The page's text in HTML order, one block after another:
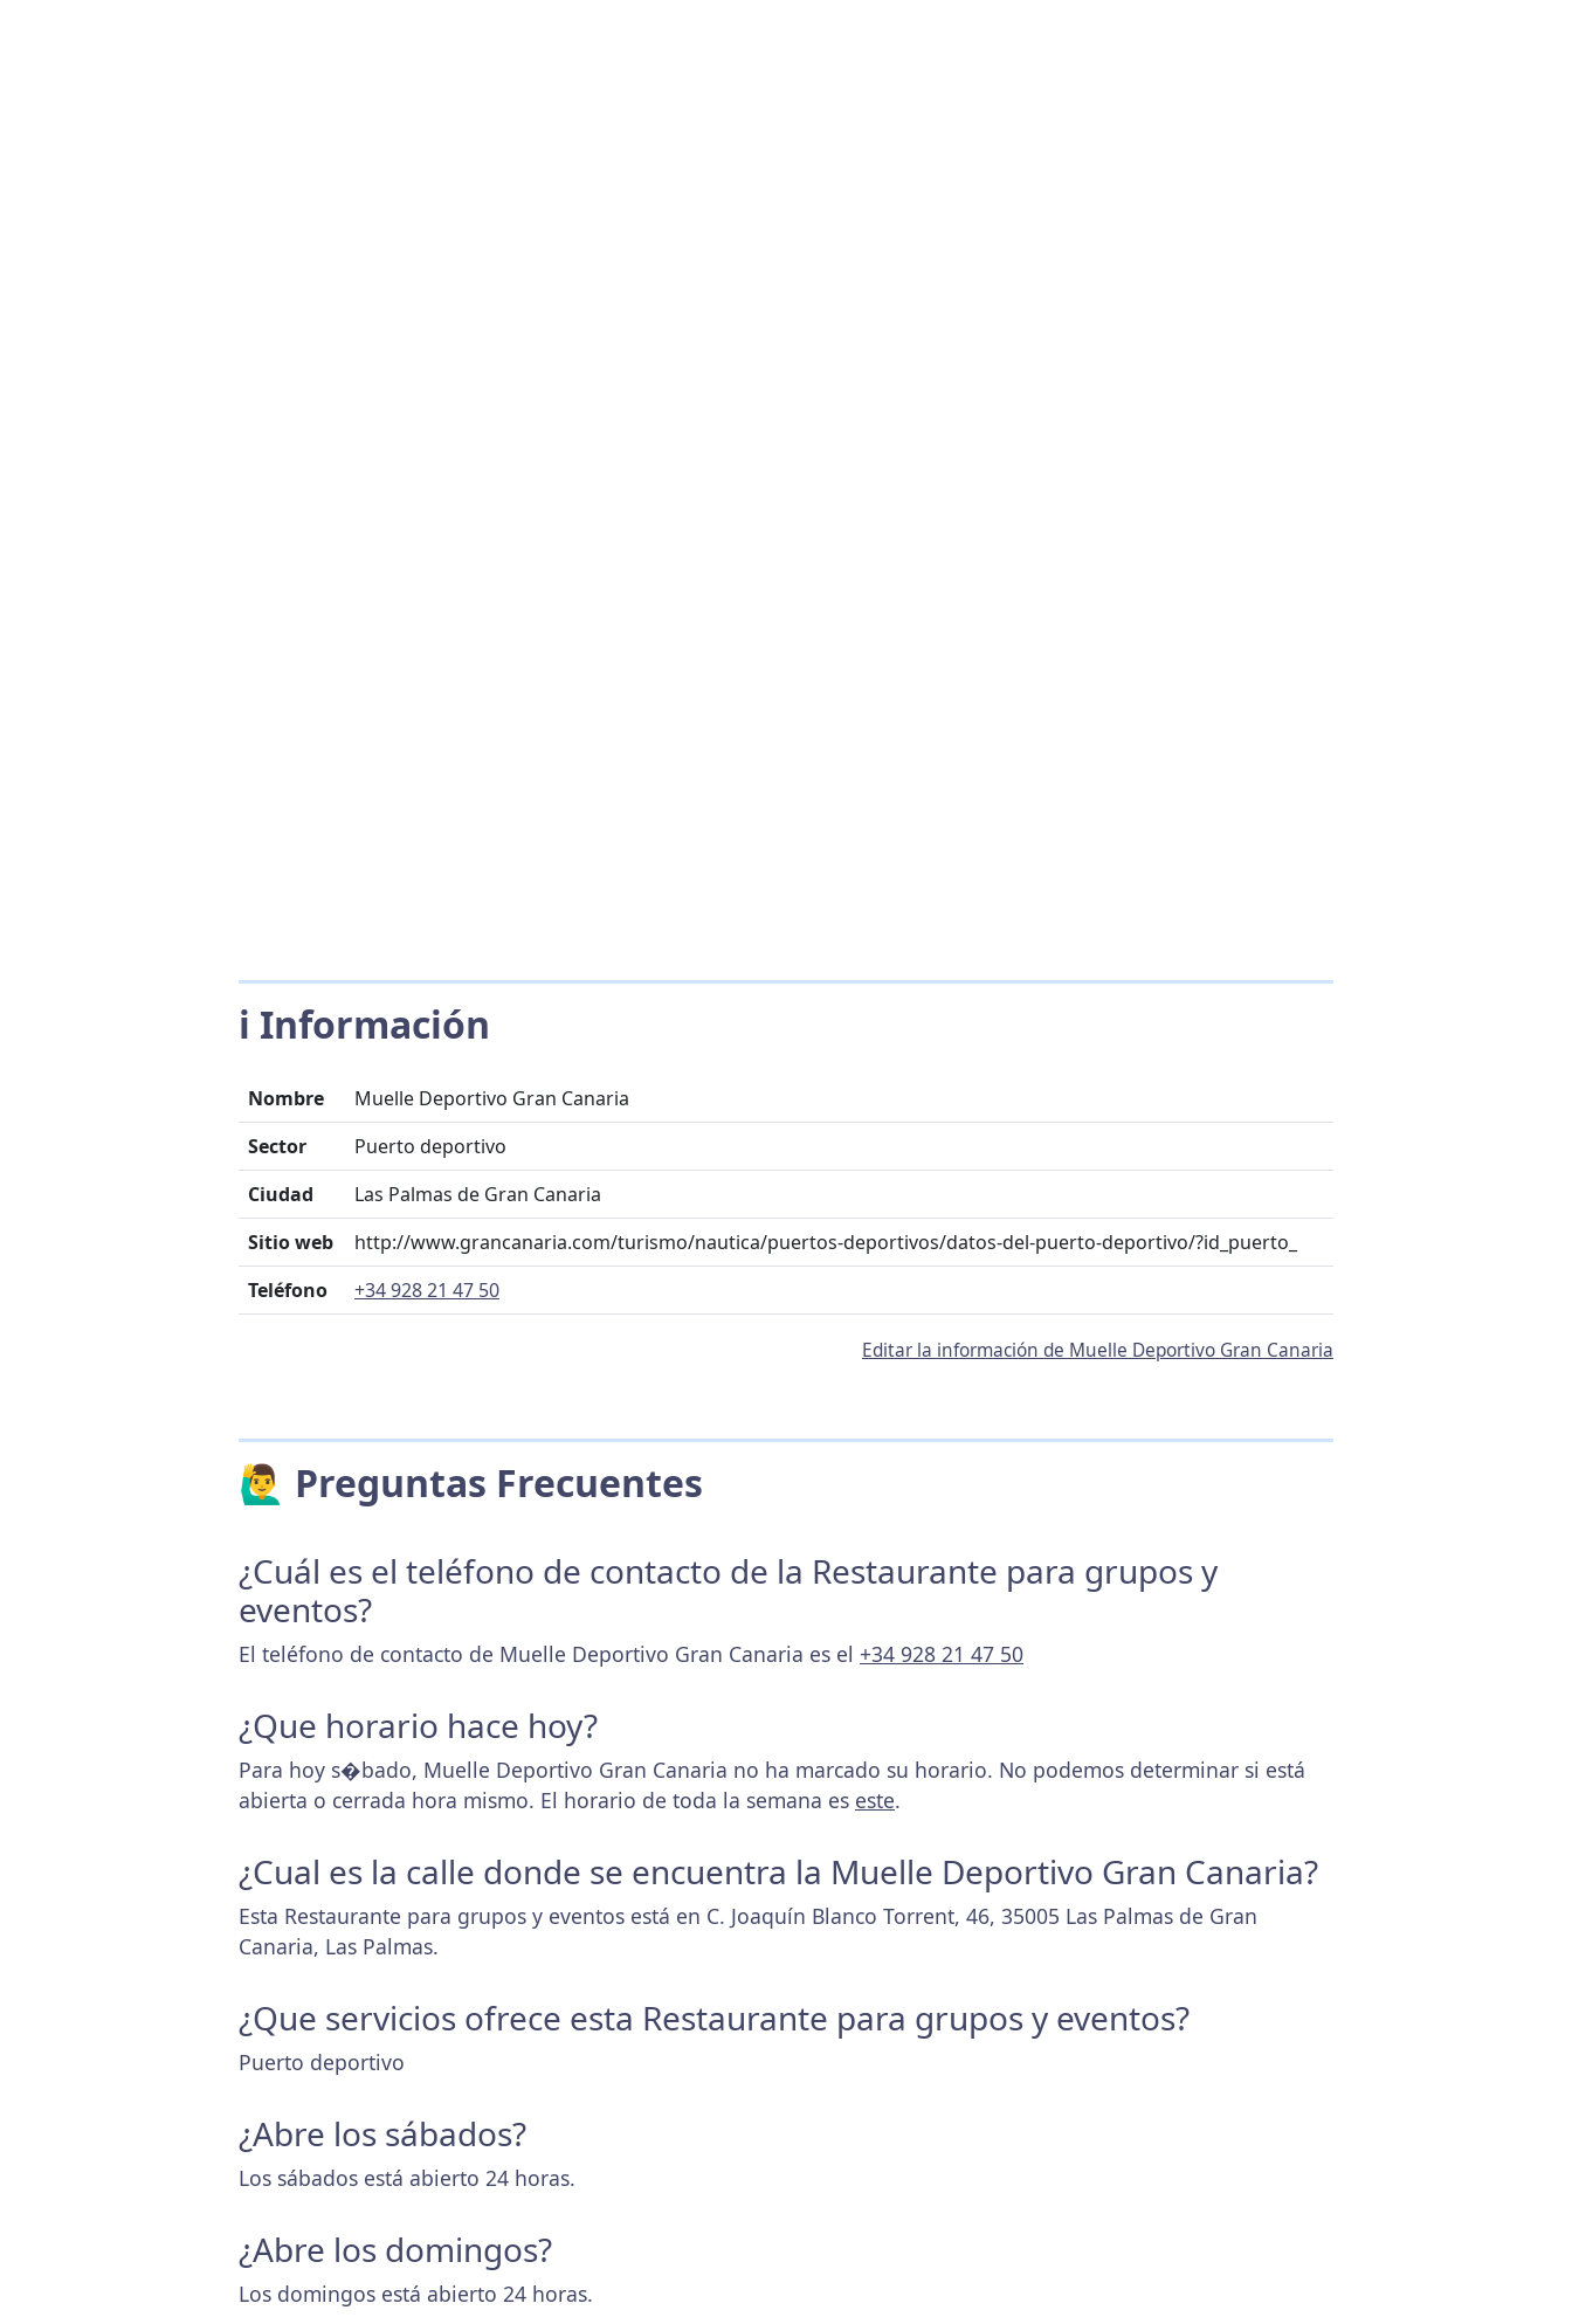
ℹ️ Información
Nombre
Muelle Deportivo Gran Canaria
Sector
Puerto deportivo
Ciudad
Las Palmas de Gran Canaria
Sitio web
http://www.grancanaria.com/turismo/nautica/puertos-deportivos/datos-del-puerto-deportivo/?id_puerto_
Teléfono
+34 928 21 47 50
Editar la información de Muelle Deportivo Gran Canaria
🙋‍♂️ Preguntas Frecuentes
¿Cuál es el teléfono de contacto de la Restaurante para grupos y
eventos?
El teléfono de contacto de Muelle Deportivo Gran Canaria es el +34 928 21 47 50
¿Que horario hace hoy?
Para hoy s�bado, Muelle Deportivo Gran Canaria no ha marcado su horario. No podemos determinar si está
abierta o cerrada hora mismo. El horario de toda la semana es este.
¿Cual es la calle donde se encuentra la Muelle Deportivo Gran Canaria?
Esta Restaurante para grupos y eventos está en C. Joaquín Blanco Torrent, 46, 35005 Las Palmas de Gran
Canaria, Las Palmas.
¿Que servicios ofrece esta Restaurante para grupos y eventos?
Puerto deportivo
¿Abre los sábados?
Los sábados está abierto 24 horas.
¿Abre los domingos?
Los domingos está abierto 24 horas.